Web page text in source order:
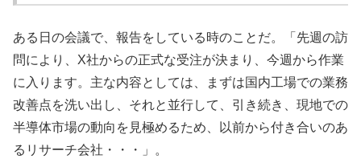
ある日の会議で、報告をしている時のことだ。「先週の訪
問により、X社からの正式な受注が決まり、今週から作業
に入ります。主な内容としては、まずは国内工場での業務
改善点を洗い出し、それと並行して、引き続き、現地での
半導体市場の動向を見極めるため、以前から付き合いのあ
るリサーチ会社・・・」。